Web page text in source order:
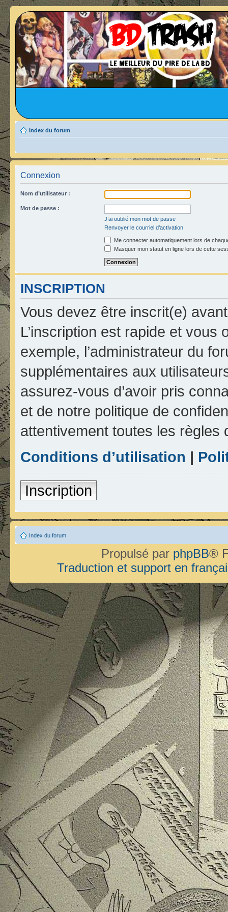
Index du forum
Connexion
Nom d’utilisateur :
Mot de passe :
J’ai oublié mon mot de passe
Renvoyer le courriel d’activation
Me connecter automatiquement lors de
Masquer mon statut en ligne lors de cette
INSCRIPTION
Vous devez être inscrit(e)
L’inscription est rapide et
exemple, l’administrateur du
supplémentaires aux
assurez-vous d’avoir pris
et de notre politique de
attentivement toutes les règles
Conditions d’utilisation |
Inscription
Index du forum
Propulsé par phpBB®
Traduction et support en